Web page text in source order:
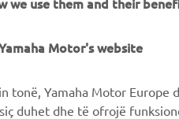
NEO's Delivery
Motor's website
tonë, Yamaha Motor Europe
duhet dhe të ofrojë